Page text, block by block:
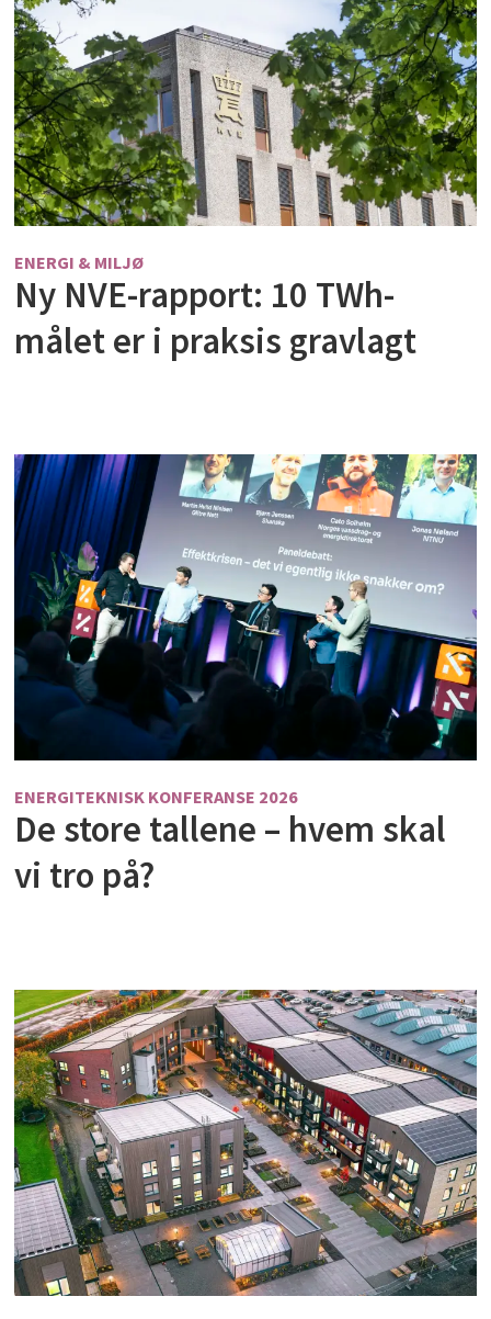
ENERGI & MILJØ
Ny NVE-rapport: 10 TWh-
målet er i praksis gravlagt
ENERGITEKNISK KONFERANSE 2026
De store tallene – hvem skal
vi tro på?